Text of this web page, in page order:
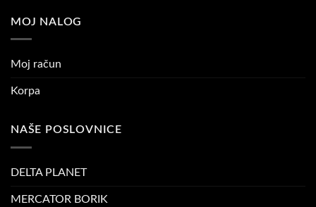
MOJ NALOG
Moj račun
Korpa
NAŠE POSLOVNICE
DELTA PLANET
MERCATOR BORIK